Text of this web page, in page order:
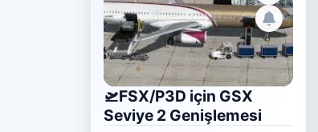
🛫FSX/P3D için GSX
Seviye 2 Genişlemesi